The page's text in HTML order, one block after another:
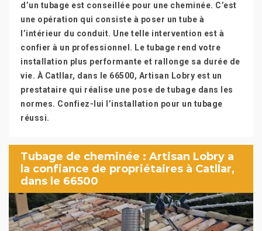
d’un tubage est conseillée pour une cheminée. C’est
une opération qui consiste à poser un tube à
l’intérieur du conduit. Une telle intervention est à
confier à un professionnel. Le tubage rend votre
installation plus performante et rallonge sa durée de
vie. À Catllar, dans le 66500, Artisan Lobry est un
prestataire qui réalise une pose de tubage dans les
normes. Confiez-lui l’installation pour un tubage
réussi.
Tubage de cheminée : Artisan Lobry a
la confiance de propriétaires à Catllar,
dans le 66500